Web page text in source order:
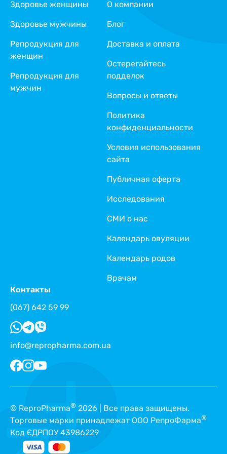
О компании
Блог
Доставка и оплата
Остерегайтесь
подделок
Вопросы и ответы
Политика
конфиденциальности
Условия использования
сайта
Публичная оферта
Исследования
СМИ о нас
Календарь овуляции
Календарь родов
Врачам
Здоровье женщины
Здоровье мужчины
Репродукция для
женщин
Репродукция для
мужчин
Контакты
(067) 642 59 99
info@repropharma.com.ua
© ReproPharma® 2026 | Все права защищены.
Торговые марки принадлежат ООО РепроФарма®
Код ЄДРПОУ 43986229